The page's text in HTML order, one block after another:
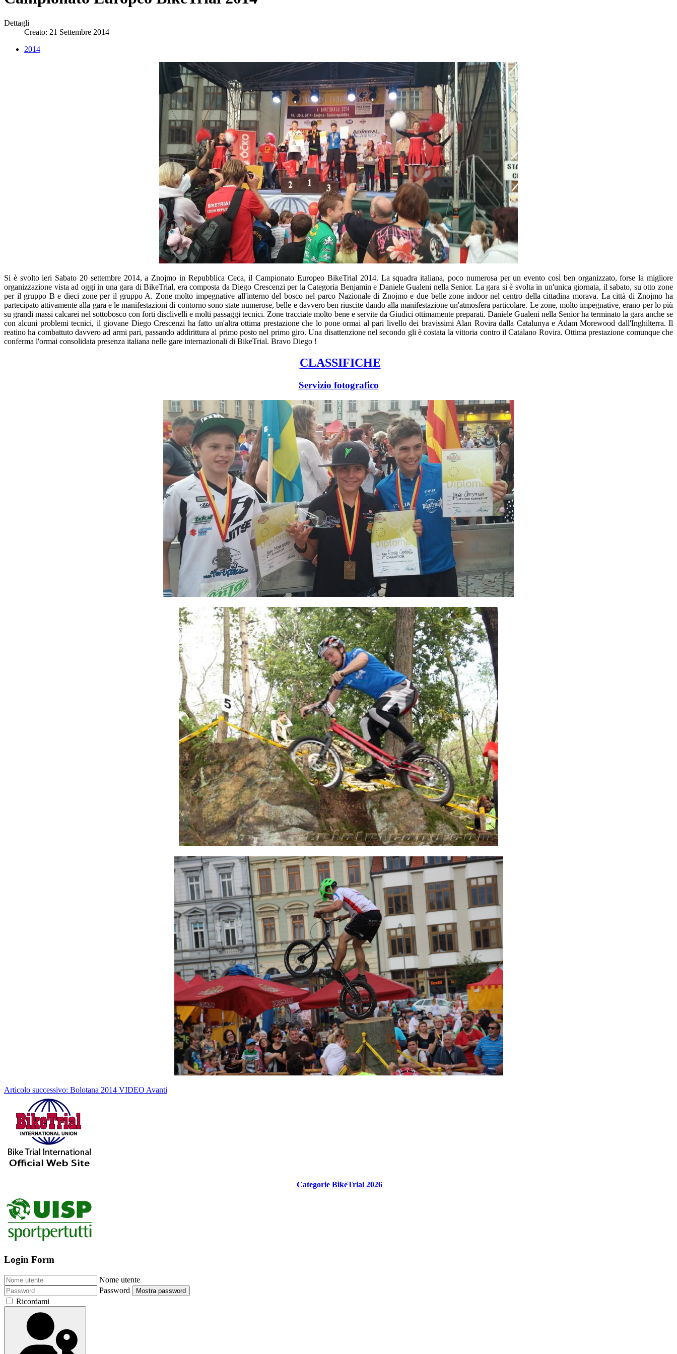
Dettagli
Creato: 21 Settembre 2014
2014
Si è svolto ieri Sabato 20 settembre 2014, a Znojmo in Repubblica Ceca, il Campionato Europeo BikeTrial 2014. La squadra italiana, poco numerosa per un evento così ben organizzato, forse la migliore
organizzazione vista ad oggi in una gara di BikeTrial, era composta da Diego Crescenzi per la Categoria Benjamin e Daniele Gualeni nella Senior. La gara si è svolta in un'unica giornata, il sabato, su otto zone
per il gruppo B e dieci zone per il gruppo A. Zone molto impegnative all'interno del bosco nel parco Nazionale di Znojmo e due belle zone indoor nel centro della cittadina morava. La città di Znojmo ha
partecipato attivamente alla gara e le manifestazioni di contorno sono state numerose, belle e davvero ben riuscite dando alla manifestazione un'atmosfera particolare. Le zone, molto impegnative, erano per lo più
su grandi massi calcarei nel sottobosco con forti disclivelli e molti passaggi tecnici. Zone tracciate molto bene e servite da Giudici ottimamente preparati. Daniele Gualeni nella Senior ha terminato la gara anche se
con alcuni problemi tecnici, il giovane Diego Crescenzi ha fatto un'altra ottima prestazione che lo pone ormai al pari livello dei bravissimi Alan Rovira dalla Catalunya e Adam Morewood dall'Inghilterra. Il
reatino ha combattuto davvero ad armi pari, passando addirittura al primo posto nel primo giro. Una disattenzione nel secondo gli è costata la vittoria contro il Catalano Rovira. Ottima prestazione comunque che
conferma l'ormai consolidata presenza italiana nelle gare internazionali di BikeTrial. Bravo Diego !
CLASSIFICHE
Servizio fotografico
Articolo successivo: Bolotana 2014 VIDEO Avanti
Categorie BikeTrial 2026
Login Form
Nome utente
Password
Mostra password
Ricordami